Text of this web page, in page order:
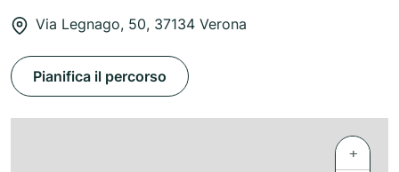
Via Legnago, 50, 37134 Verona
Pianifica il percorso
+